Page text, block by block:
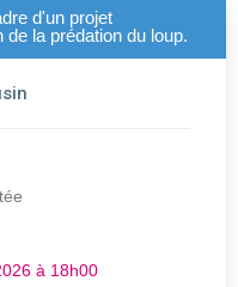
d'un projet
la prédation du loup.
à 18h00